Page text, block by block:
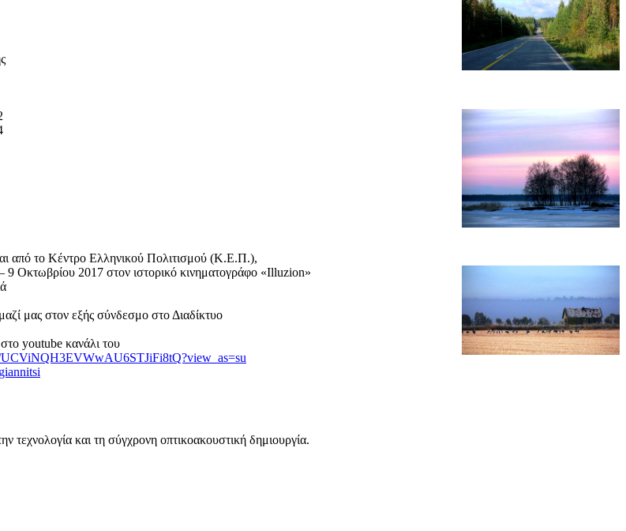
από το Κέντρο Ελληνικού Πολιτισμού (Κ.Ε.Π.),
Οκτωβρίου 2017 στον ιστορικό κινηματογράφο «Illuzion»
μας στον εξής σύνδεσμο στο Διαδίκτυο
youtube κανάλι του
UCViNQH3EVWwAU6STJiFi8tQ?view_as=su
τεχνολογία και τη σύγχρονη οπτικοακουστική δημιουργία.